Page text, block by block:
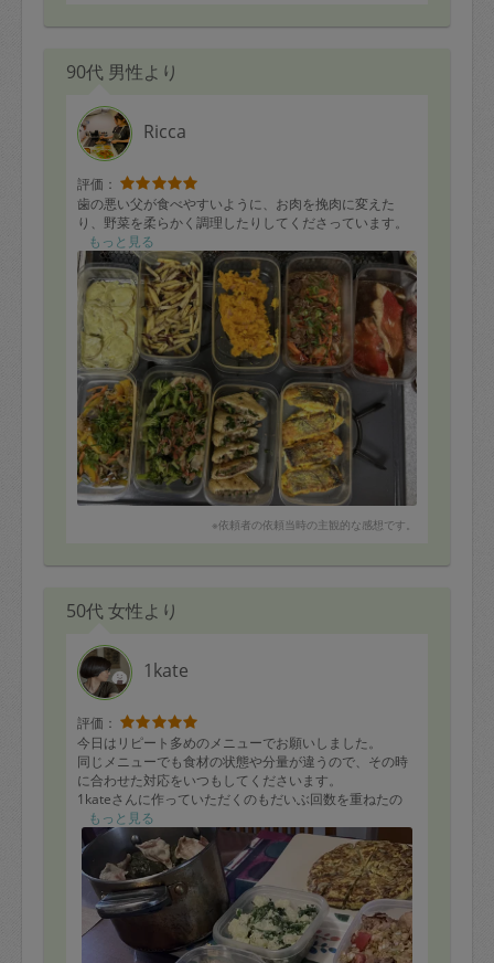
90代 男性より
Ricca
評価：
歯の悪い父が食べやすいように、お肉を挽肉に変えた
り、野菜を柔らかく調理したりしてくださっています。
もっと見る
※依頼者の依頼当時の主観的な感想です。
50代 女性より
1kate
評価：
今日はリピート多めのメニューでお願いしました。
同じメニューでも食材の状態や分量が違うので、その時
に合わせた対応をいつもしてくださいます。
1kateさんに作っていただくのもだいぶ回数を重ねたの
で、事前のやり取りから当日の終了時間まで安心してお
願いしています！
もっと見る